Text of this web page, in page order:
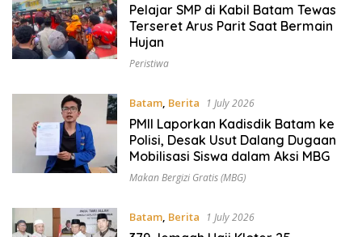
Pelajar SMP di Kabil Batam Tewas
Terseret Arus Parit Saat Bermain
Hujan
Peristiwa
Batam, Berita 1 July 2026
PMII Laporkan Kadisdik Batam ke
Polisi, Desak Usut Dalang Dugaan
Mobilisasi Siswa dalam Aksi MBG
Makan Bergizi Gratis (MBG)
Batam, Berita 1 July 2026